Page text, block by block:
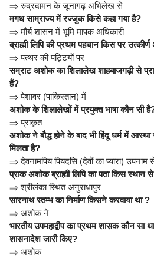
⇒रुद्रदामन के जूनागढ़ अभिलेख से
मगध साम्राज्य में रज्जुक किसे कहा गया है?
⇒मौर्य शासन में भूमि मापक अधिकारी
ब्राह्मी लिपि की प्रथम पहचान किस पर
⇒पत्थर की पट्टियों पर
सम्राट अशोक का शिलालेख शाहबाजगढ़ी से
हैं?
⇒ पेशावर (पाकिस्तान) में
अशोक के शिलालेखों में प्रयुक्त भाषा कौन सी
⇒प्राकृत
अशोक ने बौद्ध होने के बाद भी हिंदू धर्म में
मिलता है?
⇒देवनामपिय पियदसि (देवों का प्यारा) उपनाम
प्राक अशोक ब्राह्मी लिपि का पता किस स्थान
⇒श्रीलंका स्थित अनुराधापुर
सारनाथ स्तम्भ का निर्माण किसने करवाया था ?
⇒ अशोक ने
भारतीय उपमहाद्वीप का प्रथम शासक कौन
शासनादेश जारी किए?
⇒ अशोक